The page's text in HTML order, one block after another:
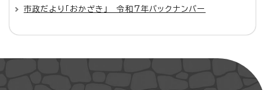
市政だより「おかざき」 令和7年バックナンバー